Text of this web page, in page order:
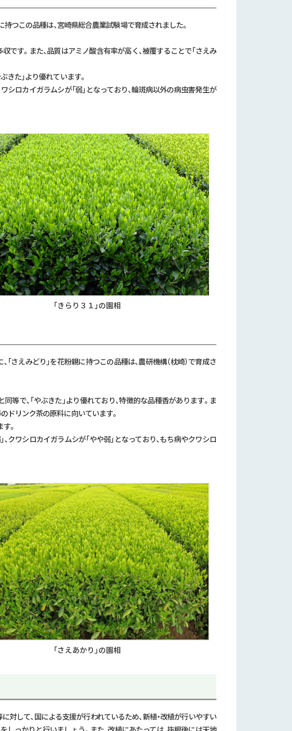
持つこの品種は、宮崎県総合農業試験場で育成されました。
です。また、品質はアミノ酸含有率が高く、被覆することで「さえみ
きた」より優れています。
ワシロカイガラムシが「弱」となっており、輪斑病以外の病虫害発生が
「きらり３１」の園相
「さえみどり」を花粉親に持つこの品種は、農研機構（枕崎）で育成さ
等で、「やぶきた」より優れており、特徴的な品種香があります。ま
ドリンク茶の原料に向いています。
。
、クワシロカイガラムシが「やや弱」となっており、もち病やクワシロ
「さえあかり」の園相
対して、国による支援が行われているため、新植・改植が行いやすい